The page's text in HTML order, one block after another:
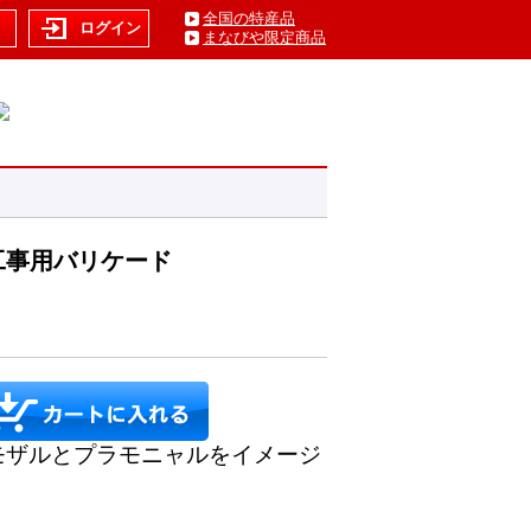
ログイン
全国の特産品
まなびや限定商品
用バリケード
ルとプラモニャルをイメージ